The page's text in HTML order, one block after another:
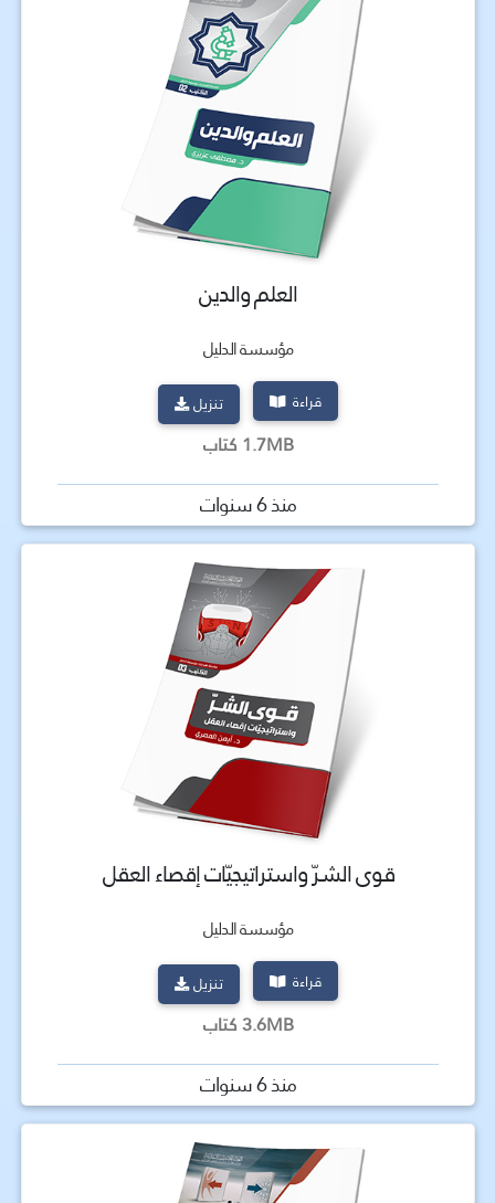
العلم والدين
مؤسسة الدليل
قراءة تنزيل
1.7MB كتاب
منذ 6 سنوات
قـوی الشـرّ واستراتیجیّات إقصاء العقل
مؤسسة الدليل
قراءة تنزيل
3.6MB كتاب
منذ 6 سنوات